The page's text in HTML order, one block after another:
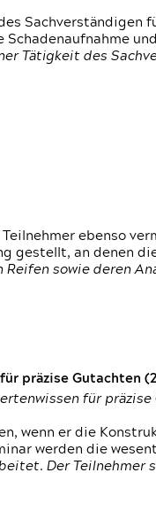
Sachverständigen
Schadenaufnahme
Tätigkeit des
ebenso
gestellt, an denen
sowie deren
präzise Gutachten
für
wenn er die
werden die
Der